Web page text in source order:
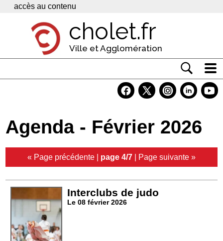
Panneau de gestion des cookies
accès au contenu
cholet.fr
Ville et Agglomération
Economie
Services
Agenda - Février 2026
« Page précédente | page 4/7 | Page suivante »
Interclubs de judo
Le 08 février 2026